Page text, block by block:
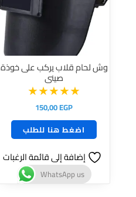
وش لحام قلاب يركب على خوذة
صينى
150,00EGP
اضغط هنا للطلب
إضافة إلى قائمة الرغبات
WhatsApp us